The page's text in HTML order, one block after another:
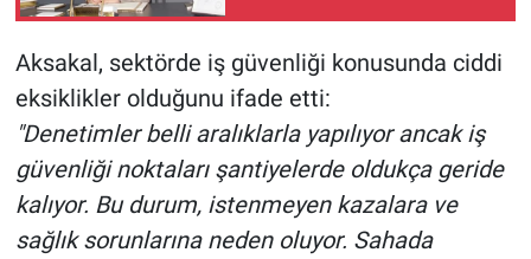
Aksakal, sektörde iş güvenliği konusunda ciddi
eksiklikler olduğunu ifade etti:
"Denetimler belli aralıklarla yapılıyor ancak iş
güvenliği noktaları şantiyelerde oldukça geride
kalıyor. Bu durum, istenmeyen kazalara ve
sağlık sorunlarına neden oluyor. Sahada